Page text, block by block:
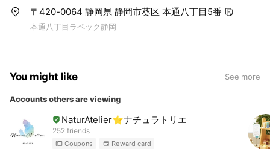
〒420-0064 静岡県 静岡市葵区 本通八丁目5番
本通八丁目ラペック静岡
You might like See more
Accounts others are viewing
NaturAtelier⭐ナチュラトリエ
252 friends
Coupons Reward card